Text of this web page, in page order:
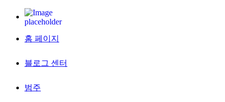
홈 페이지
블로그 센터
범주